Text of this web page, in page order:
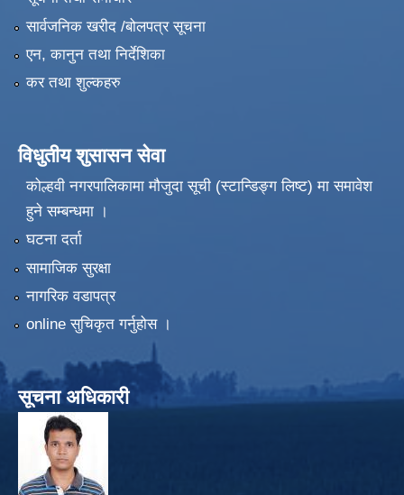
सार्वजनिक खरीद /बोलपत्र सूचना
एन, कानुन तथा निर्देशिका
कर तथा शुल्कहरु
विधुतीय शुसासन सेवा
कोल्हवी नगरपालिकामा मौजुदा सूची (स्टान्डिङ्ग लिष्ट) मा समावेश
हुने सम्बन्धमा ।
घटना दर्ता
सामाजिक सुरक्षा
नागरिक वडापत्र
online सुचिकृत गर्नुहोस ।
सूचना अधिकारी